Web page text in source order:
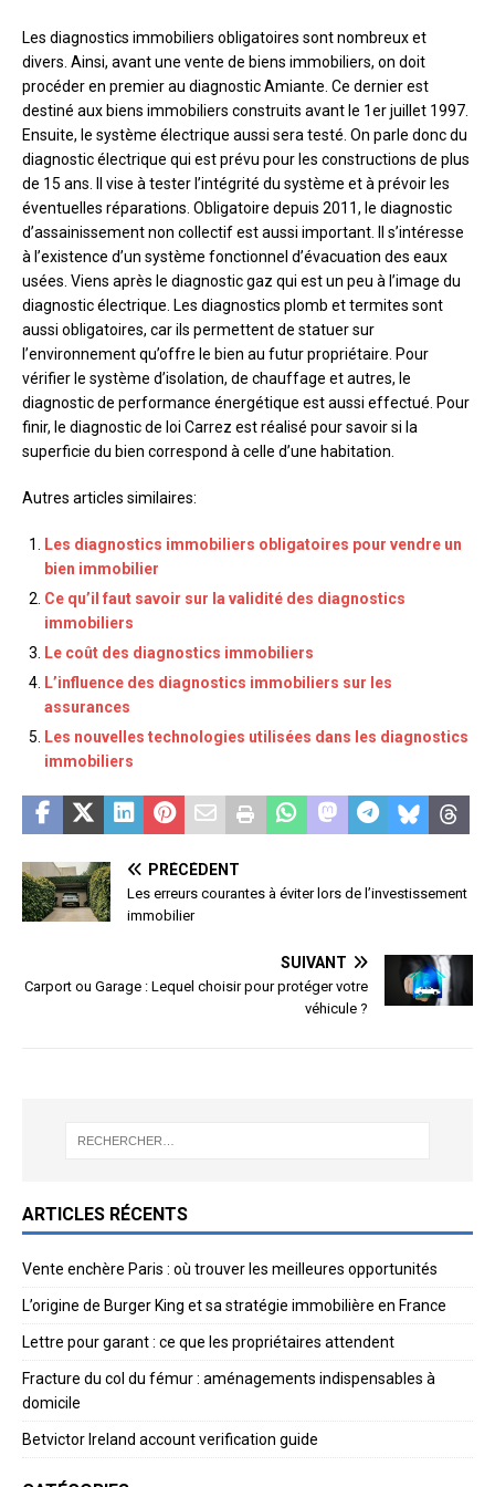
Les diagnostics immobiliers obligatoires sont nombreux et
divers. Ainsi, avant une vente de biens immobiliers, on doit
procéder en premier au diagnostic Amiante. Ce dernier est
destiné aux biens immobiliers construits avant le 1er juillet 1997.
Ensuite, le système électrique aussi sera testé. On parle donc du
diagnostic électrique qui est prévu pour les constructions de plus
de 15 ans. Il vise à tester l’intégrité du système et à prévoir les
éventuelles réparations. Obligatoire depuis 2011, le diagnostic
d’assainissement non collectif est aussi important. Il s’intéresse
à l’existence d’un système fonctionnel d’évacuation des eaux
usées. Viens après le diagnostic gaz qui est un peu à l’image du
diagnostic électrique. Les diagnostics plomb et termites sont
aussi obligatoires, car ils permettent de statuer sur
l’environnement qu’offre le bien au futur propriétaire. Pour
vérifier le système d’isolation, de chauffage et autres, le
diagnostic de performance énergétique est aussi effectué. Pour
finir, le diagnostic de loi Carrez est réalisé pour savoir si la
superficie du bien correspond à celle d’une habitation.
Autres articles similaires:
Les diagnostics immobiliers obligatoires pour vendre un
bien immobilier
Ce qu’il faut savoir sur la validité des diagnostics
immobiliers
Le coût des diagnostics immobiliers
L’influence des diagnostics immobiliers sur les
assurances
Les nouvelles technologies utilisées dans les diagnostics
immobiliers
PRÉCÉDENT
Les erreurs courantes à éviter lors de l’investissement
immobilier
SUIVANT
Carport ou Garage : Lequel choisir pour protéger votre
véhicule ?
ARTICLES RÉCENTS
Vente enchère Paris : où trouver les meilleures opportunités
L’origine de Burger King et sa stratégie immobilière en France
Lettre pour garant : ce que les propriétaires attendent
Fracture du col du fémur : aménagements indispensables à
domicile
Betvictor Ireland account verification guide